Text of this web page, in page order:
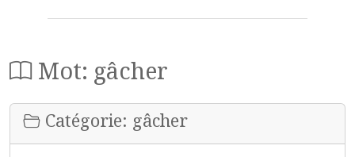
Mot: gâcher
Catégorie: gâcher